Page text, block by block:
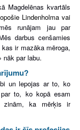
Magdelēnas kvartāls
Lindenholma vai
runājam jau par
darbus cenšamies
ir mazāka mēroga,
nāk par labu.
un lepojas ar to, ko
to, ko kopā esam
zinām, ka mērķis ir